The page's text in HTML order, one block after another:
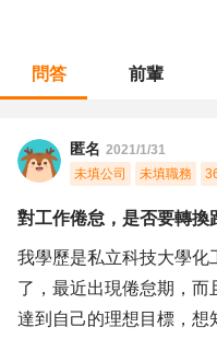
問答 前輩
匿名 2021/1/31
未填公司
未填職務
對工作倦怠，是否要轉換
我學歷是私立科技大學化
了，最近出現倦怠期，
達到自己的理想目標，想